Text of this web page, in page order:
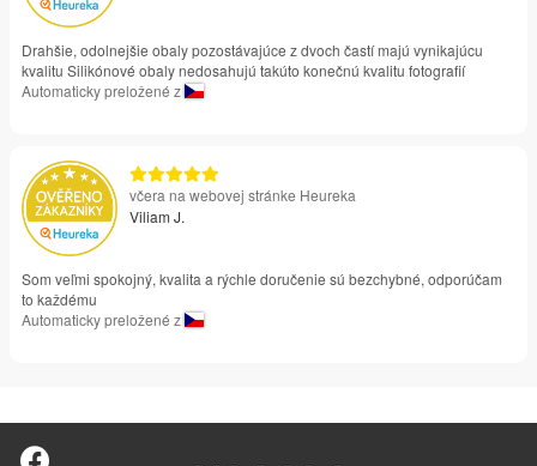
Drahšie, odolnejšie obaly pozostávajúce z dvoch častí majú vynikajúcu
kvalitu Silikónové obaly nedosahujú takúto konečnú kvalitu fotografií
Automaticky preložené z
včera na webovej stránke Heureka
Viliam J.
Som veľmi spokojný, kvalita a rýchle doručenie sú bezchybné, odporúčam
to každému
Automaticky preložené z